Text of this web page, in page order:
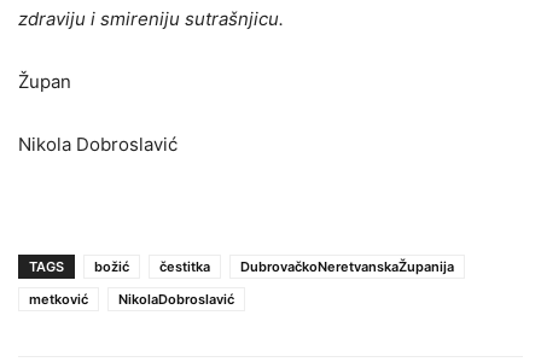
zdraviju i smireniju sutrašnjicu.
Župan
Nikola Dobroslavić
TAGS božić čestitka
DubrovačkoNeretvanskaŽupanija
metković
NikolaDobroslavić